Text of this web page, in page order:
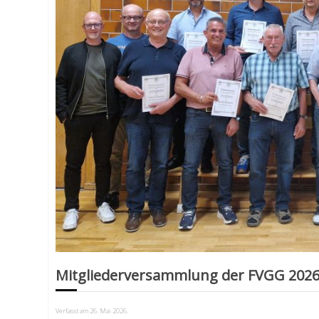
Mitgliederversammlung der FVGG 2026
Verfasst am 26. Mai 2026.